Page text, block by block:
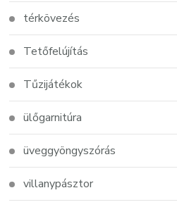
térkövezés
Tetőfelújítás
Tűzijátékok
ülőgarnitúra
üveggyöngyszórás
villanypásztor